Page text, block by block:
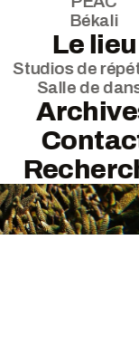
Békali
Le lieu
Studios de
Salle de